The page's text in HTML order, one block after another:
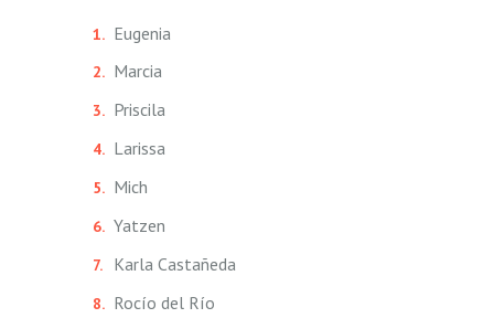
Eugenia
Marcia
Priscila
Larissa
Mich
Yatzen
Karla Castañeda
Rocío del Río